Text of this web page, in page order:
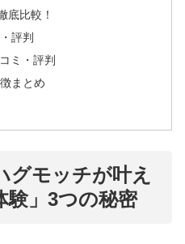
底比較！
評判
ミ・評判
まとめ
グモッチが叶え
験」3つの秘密